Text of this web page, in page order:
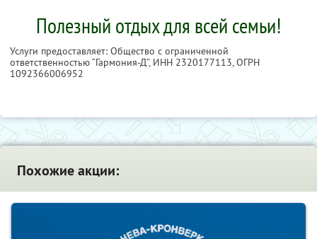
Полезный отдых для всей семьи!
Услуги предоставляет: Общество с ограниченной
ответственностью “Гармония-Д”, ИНН 2320177113, ОГРН
1092366006952
Похожие акции: